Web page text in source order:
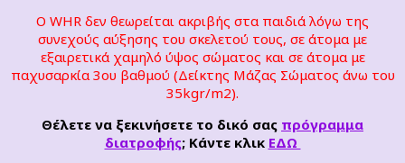
O WHR δεν θεωρείται ακριβής στα παιδιά λόγω της
συνεχούς αύξησης του σκελετού τους, σε άτομα με
εξαιρετικά χαμηλό ύψος σώματος και σε άτομα με
παχυσαρκία 3ου βαθμού (Δείκτης Μάζας Σώματος άνω του
35kgr/m2).
Θέλετε να ξεκινήσετε το δικό σας πρόγραμμα
διατροφής; Κάντε κλικ ΕΔΩ